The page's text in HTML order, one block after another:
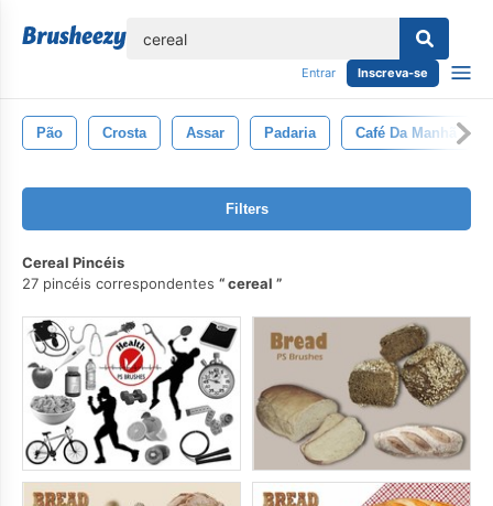
Entrar Inscreva-se
Pão Crosta Assar Padaria Café Da Manhã
Filters
Cereal Pincéis
27 pincéis correspondentes
cereal